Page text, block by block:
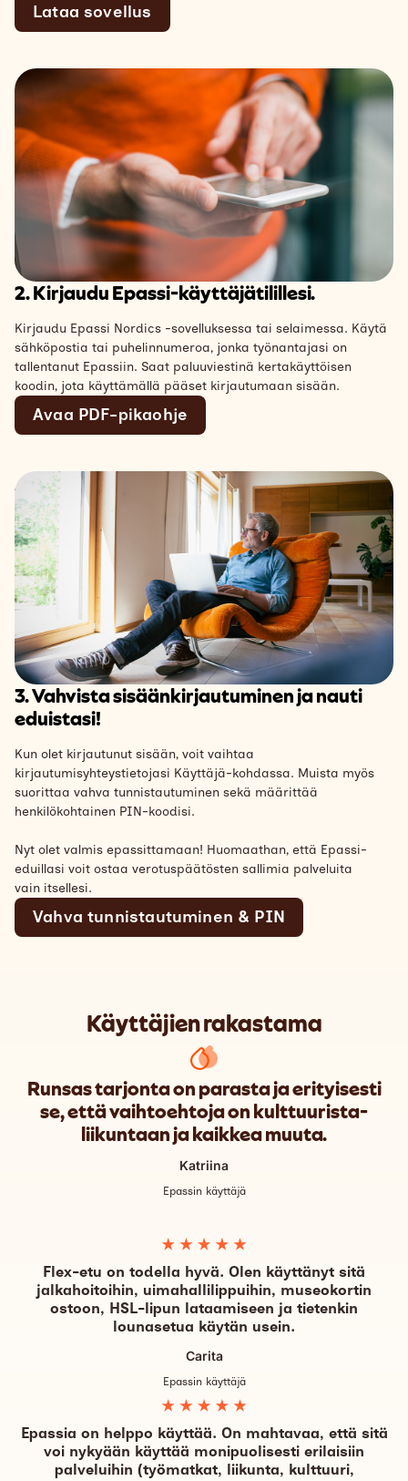
Lataa sovellus
2. Kirjaudu Epassi-käyttäjätilillesi.
Kirjaudu Epassi Nordics -sovelluksessa tai selaimessa. Käytä
sähköpostia tai puhelinnumeroa, jonka työnantajasi on
tallentanut Epassiin. Saat paluuviestinä kertakäyttöisen
koodin, jota käyttämällä pääset kirjautumaan sisään.
Avaa PDF-pikaohje
3. Vahvista sisäänkirjautuminen ja nauti
eduistasi!
Kun olet kirjautunut sisään, voit vaihtaa
kirjautumisyhteystietojasi Käyttäjä-kohdassa. Muista myös
suorittaa vahva tunnistautuminen sekä määrittää
henkilökohtainen PIN-koodisi.
Nyt olet valmis epassittamaan! Huomaathan, että Epassi-
eduillasi voit ostaa verotuspäätösten sallimia palveluita
vain itsellesi.
Vahva tunnistautuminen & PIN
Käyttäjien rakastama
Runsas tarjonta on parasta ja erityisesti
se, että vaihtoehtoja on kulttuurista-
liikuntaan ja kaikkea muuta.
Katriina
Epassin käyttäjä
Flex-etu on todella hyvä. Olen käyttänyt sitä
jalkahoitoihin, uimahallilippuihin, museokortin
ostoon, HSL-lipun lataamiseen ja tietenkin
lounasetua käytän usein.
Carita
Epassin käyttäjä
Epassia on helppo käyttää. On mahtavaa, että sitä
voi nykyään käyttää monipuolisesti erilaisiin
palveluihin (työmatkat, liikunta, kulttuuri,